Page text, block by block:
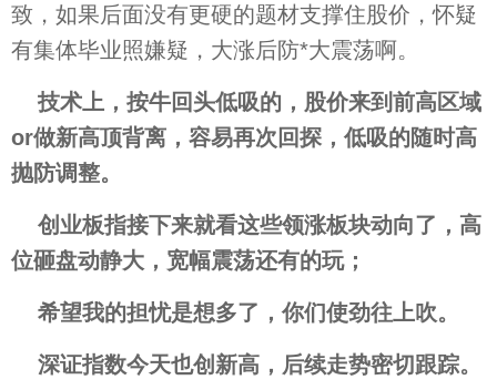
致，如果后面没有更硬的题材支撑住股价，怀疑
有集体毕业照嫌疑，大涨后防*大震荡啊。
技术上，按牛回头低吸的，股价来到前高区域
or做新高顶背离，容易再次回探，低吸的随时高
抛防调整。
创业板指接下来就看这些领涨板块动向了，高
位砸盘动静大，宽幅震荡还有的玩；
希望我的担忧是想多了， 你们使劲往上吹。
深证指数今天也创新高，后续走势密切跟踪。